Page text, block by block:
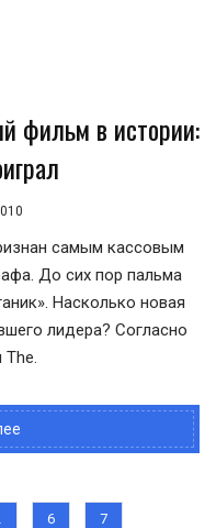
фильм в истории:
самым кассовым
До сих пор пальма
Насколько новая
лидера? Согласно
6 7